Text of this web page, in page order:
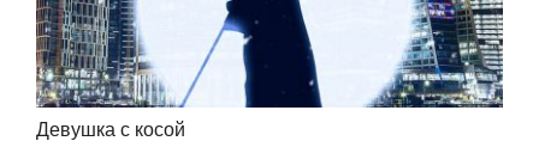
Девушка с косой